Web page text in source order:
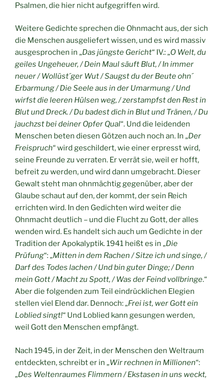
Psalmen, die hier nicht aufgegriffen wird.
Weitere Gedichte sprechen die Ohnmacht aus, der sich
die Menschen ausgeliefert wissen, und es wird massiv
ausgesprochen in „Das jüngste Gericht“ IV.: „O Welt, du
geiles Ungeheuer, / Dein Maul säuft Blut, / In immer
neuer / Wollüst´ger Wut / Saugst du der Beute ohn´
Erbarmung / Die Seele aus in der Umarmung / Und
wirfst die leeren Hülsen weg, / zerstampfst den Rest in
Blut und Dreck. / Du badest dich in Blut und Tränen, / Du
jauchzst bei deiner Opfer Qual“. Und die leidenden
Menschen beten diesen Götzen auch noch an. In „Der
Freispruch“ wird geschildert, wie einer erpresst wird,
seine Freunde zu verraten. Er verrät sie, weil er hofft,
befreit zu werden, und wird dann umgebracht. Dieser
Gewalt steht man ohnmächtig gegenüber, aber der
Glaube schaut auf den, der kommt, der sein Reich
errichten wird. In den Gedichten wird weiter die
Ohnmacht deutlich – und die Flucht zu Gott, der alles
wenden wird. Es handelt sich auch um Gedichte in der
Tradition der Apokalyptik. 1941 heißt es in „Die
Prüfung“: „Mitten in dem Rachen / Sitze ich und singe, /
Darf des Todes lachen / Und bin guter Dinge; / Denn
mein Gott / Macht zu Spott, / Was der Feind vollbringe.“
Aber die folgenden zum Teil eindrücklichen Elegien
stellen viel Elend dar. Dennoch: „Frei ist, wer Gott ein
Loblied singt!“ Und Loblied kann gesungen werden,
weil Gott den Menschen empfängt.
Nach 1945, in der Zeit, in der Menschen den Weltraum
entdeckten, schreibt er in „Wir rechnen in Millionen“:
„Des Weltenraumes Flimmern / Ekstasen in uns weckt,